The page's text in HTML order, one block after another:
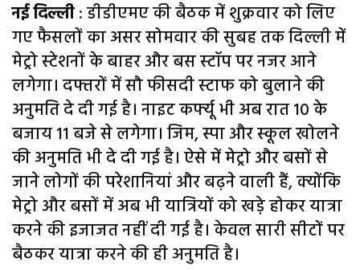
नई दिल्ली: डीडीएमए की बैठक में शुक्रवार को लिए
गए फैसलों का असर सोमवार की सुबह तक दिल्ली में
मेट्रो स्टेशनों के बाहर और बस स्टॉप पर नजर आने
लगेगा। दफ्तरों में सौ फीसदी स्टाफ को बुलाने की
अनुमति दे दी गई है। नाइट कर्फ्यू भी अब रात 10 के
बजाय 11 बजे से लगेगा। जिम, स्पा और स्कूल खोलने
की अनुमति भी दे दी गई है। ऐसे में मेट्रो और बसों से
जाने लोगों की परेशानियां और बढ़ने वाली हैं, क्योंकि
मेट्रो और बसों में अब भी यात्रियों को खड़े होकर यात्रा
करने की इजाजत नहीं दी गई है। केवल सारी सीटों पर
बैठकर यात्रा करने की ही अनुमति है।